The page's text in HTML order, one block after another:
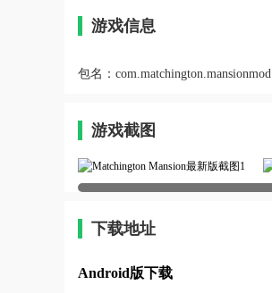
游戏信息
包名： com.matchington.mansionmod
游戏截图
下载地址
Android版下载